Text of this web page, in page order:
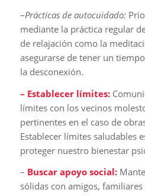
–Prácticas de autocuidado:
mediante la práctica regular
de relajación como la
asegurarse de tener un
la desconexión.
– Establecer límites:
límites con los vecinos
pertinentes en el caso de
Establecer límites saludables
proteger nuestro bienestar
– Buscar apoyo social:
sólidas con amigos,